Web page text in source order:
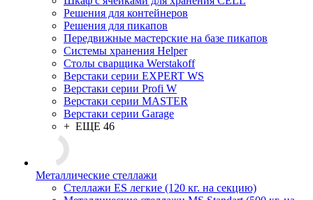
Решения для контейнеров
Решения для пикапов
Передвижные мастерские на базе пикапов
Системы хранения Helper
Столы сварщика Werstakoff
Верстаки серии EXPERT WS
Верстаки серии Profi W
Верстаки серии MASTER
Верстаки серии Garage
+ ЕЩЕ 46
Металлические стеллажи
Стеллажи ES легкие (120 кг. на секцию)